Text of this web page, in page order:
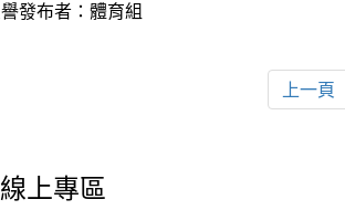
發布者：體育組
上一頁
線上專區